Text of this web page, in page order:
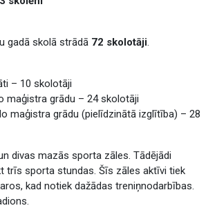
gadā skolā strādā 72 skolotāji.
– 10 skolotāji
maģistra grādu – 24 skolotāji
maģistra grādu (pielīdzinātā izglītība) – 28
divas mazās sporta zāles. Tādējādi
trīs sporta stundas. Šīs zāles aktīvi tiek
kad notiek dažādas treniņnodarbības.